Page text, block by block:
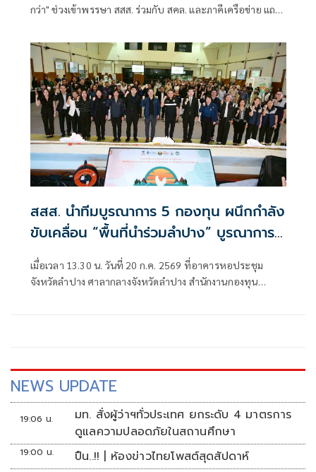
กว่า" ช่วงเข้าพรรษา สสส. ร่วมกับ สคล. และภาคีเครือข่าย แถลง
พรรษา ปี 2569
สสส. นำทีมบูรณาการ 5 กองทุน ผนึกกำลัง
ขับเคลื่อน “พื้นที่นำร่วมลำปาง” บูรณาการ
ด้านสิ่งแวดล้อม-สุขภาพ-โลกร้อน ฟื้นฟู
แม่น้ำวัง สร้างเมืองสุขภาวะที่ยั่งยืน
เมื่อเวลา 13.30 น. วันที่ 20 ก.ค. 2569 ที่อาคารหอประชุม
จังหวัดลำปาง ศาลากลางจังหวัดลำปาง สำนักงานกองทุน
NEWS UPDATE
19:06 น.
มท. สั่งผู้ว่าฯทั่วประเทศ ยกระดับ 4 มาตรการ
ดูแลความปลอดภัยในสถานศึกษา
19:00 น. ปืน..!! | ห้องข่าวไทยโพสต์สุดสัปดาห์